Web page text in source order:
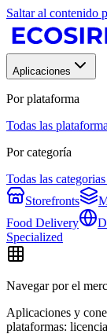
Saltar al contenido
Aplicaciones
Por plataforma
Todas las
Por categoría
Todas las categorias
Storefronts
Food Delivery
Specialized
Navegar por el
Aplicaciones y
plataformas: